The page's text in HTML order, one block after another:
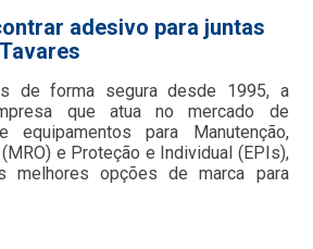
adesivo para juntas
de forma segura desde 1995, a
que atua no mercado de
equipamentos para Manutenção,
e Proteção e Individual (EPIs),
melhores opções de marca para